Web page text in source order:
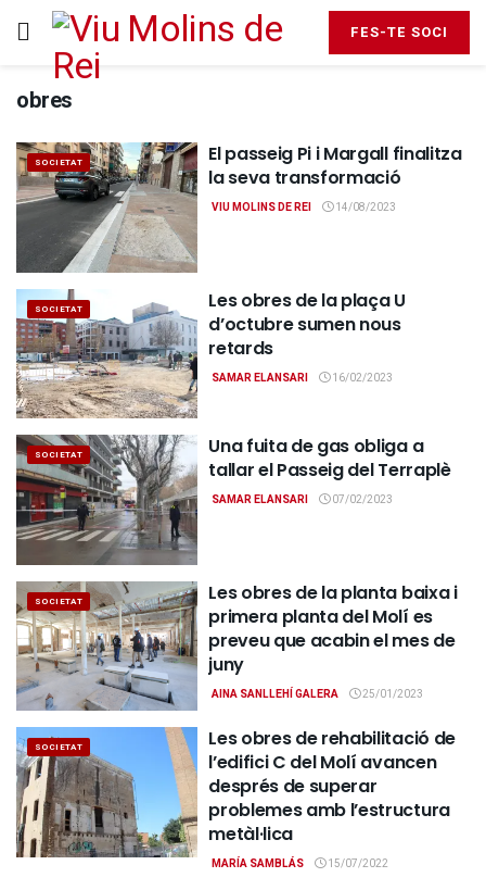
FES-TE SOCI
obres
SOCIETAT
El passeig Pi i Margall finalitza
la seva transformació
VIU MOLINS DE REI 14/08/2023
SOCIETAT
Les obres de la plaça U
d’octubre sumen nous
retards
SAMAR ELANSARI 16/02/2023
SOCIETAT
Una fuita de gas obliga a
tallar el Passeig del Terraplè
SAMAR ELANSARI 07/02/2023
SOCIETAT
Les obres de la planta baixa i
primera planta del Molí es
preveu que acabin el mes de
juny
AINA SANLLEHÍ GALERA 25/01/2023
SOCIETAT
Les obres de rehabilitació de
l’edifici C del Molí avancen
després de superar
problemes amb l’estructura
metàl·lica
MARÍA SAMBLÁS 15/07/2022